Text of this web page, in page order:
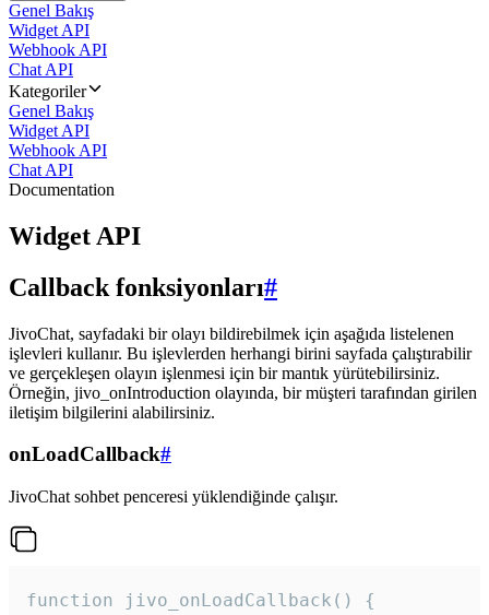
Genel Bakış
Widget API
Webhook API
Chat API
Kategoriler
Genel Bakış
Widget API
Webhook API
Chat API
Documentation
Widget API
Callback fonksiyonları#
JivoChat, sayfadaki bir olayı bildirebilmek için aşağıda listelenen
işlevleri kullanır. Bu işlevlerden herhangi birini sayfada çalıştırabilir
ve gerçekleşen olayın işlenmesi için bir mantık yürütebilirsiniz.
Örneğin, jivo_onIntroduction olayında, bir müşteri tarafından girilen
iletişim bilgilerini alabilirsiniz.
onLoadCallback#
JivoChat sohbet penceresi yüklendiğinde çalışır.
function jivo_onLoadCallback() {